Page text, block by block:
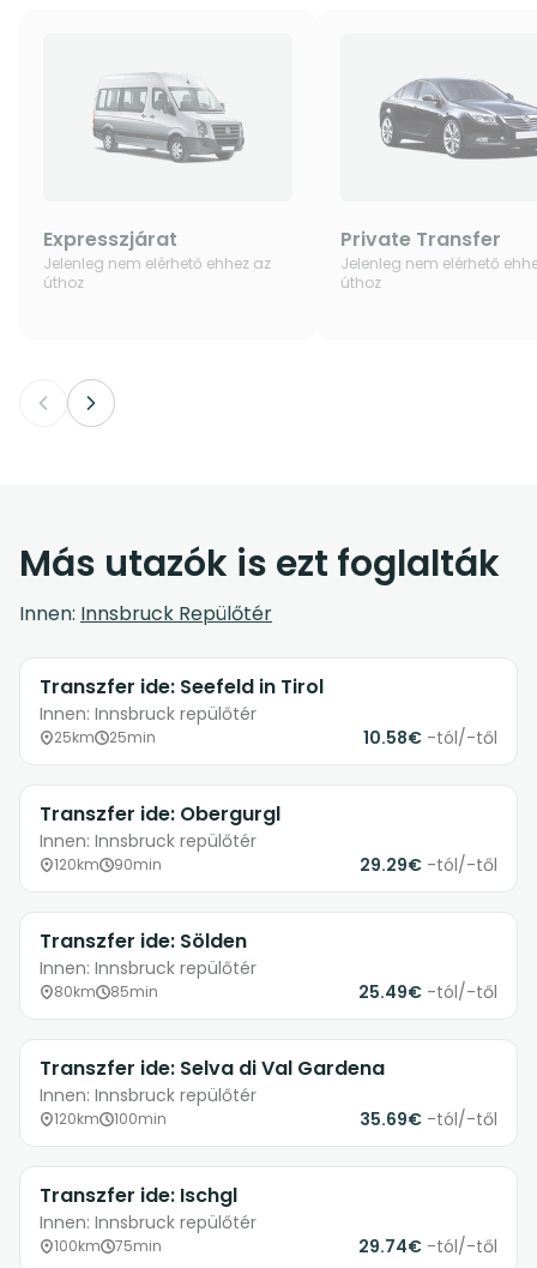
Expresszjárat
Jelenleg nem elérhető ehhez az
úthoz
Private Transfer
Jelenleg nem elérhető
úthoz
Más utazók is ezt foglalták
Innen: Innsbruck Repülőtér
Transzfer ide: Seefeld in Tirol
Innen: Innsbruck repülőtér
25km 25min 10.58€ -tól/-től
Transzfer ide: Obergurgl
Innen: Innsbruck repülőtér
120km 90min 29.29€ -tól/-től
Transzfer ide: Sölden
Innen: Innsbruck repülőtér
80km 85min 25.49€ -tól/-től
Transzfer ide: Selva di Val Gardena
Innen: Innsbruck repülőtér
120km 100min 35.69€ -tól/-től
Transzfer ide: Ischgl
Innen: Innsbruck repülőtér
100km 75min 29.74€ -tól/-től